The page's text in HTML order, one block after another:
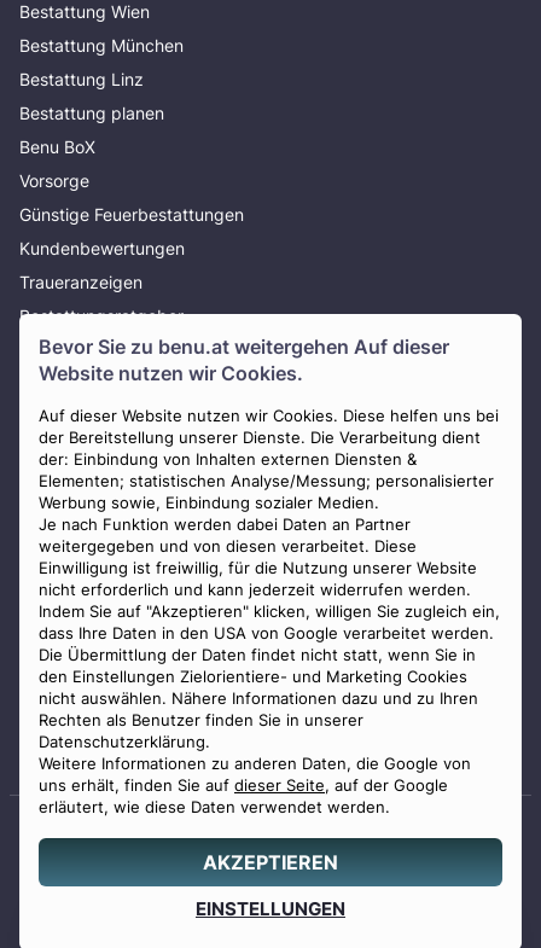
Bevor Sie zu benu.at weitergehen Auf dieser
Website nutzen wir Cookies.
Auf dieser Website nutzen wir Cookies. Diese helfen uns bei
der Bereitstellung unserer Dienste. Die Verarbeitung dient
der: Einbindung von Inhalten externen Diensten &
Elementen; statistischen Analyse/Messung; personalisierter
Werbung sowie, Einbindung sozialer Medien.
Je nach Funktion werden dabei Daten an Partner
weitergegeben und von diesen verarbeitet. Diese
Einwilligung ist freiwillig, für die Nutzung unserer Website
nicht erforderlich und kann jederzeit widerrufen werden.
Indem Sie auf "Akzeptieren" klicken, willigen Sie zugleich ein,
dass Ihre Daten in den USA von Google verarbeitet werden.
Die Übermittlung der Daten findet nicht statt, wenn Sie in
den Einstellungen Zielorientiere- und Marketing Cookies
nicht auswählen. Nähere Informationen dazu und zu Ihren
Rechten als Benutzer finden Sie in unserer
Datenschutzerklärung.
Weitere Informationen zu anderen Daten, die Google von
uns erhält, finden Sie auf dieser Seite, auf der Google
erläutert, wie diese Daten verwendet werden.
AKZEPTIEREN
EINSTELLUNGEN
0800 88 44 04
erstellen
Bestattung Wien
Bestattung München
Bestattung Linz
Bestattung planen
Benu BoX
Vorsorge
Günstige Feuerbestattungen
Kundenbewertungen
Traueranzeigen
Bestattungsratgeber
Über uns
Presse
AGB
Impressum
Datenschutz
Widerrufsbelehrung
Zahlungsmöglichkeiten
Staatlich geprüfter
© 2026 Benu GmbH. Alle Rechte vorbehalten.